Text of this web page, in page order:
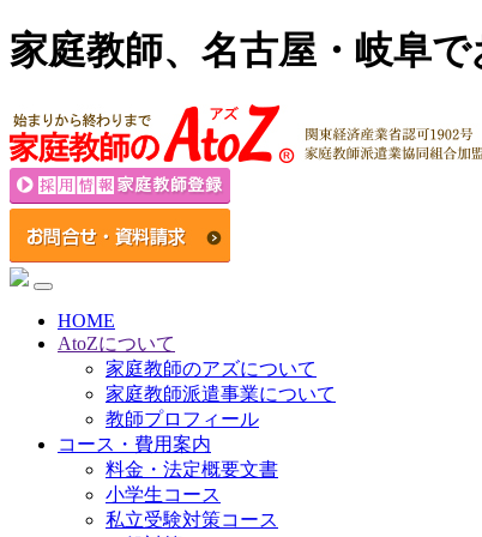
家庭教師、名古屋・岐阜
HOME
AtoZについて
家庭教師のアズについて
家庭教師派遣事業について
教師プロフィール
コース・費用案内
料金・法定概要文書
小学生コース
私立受験対策コース